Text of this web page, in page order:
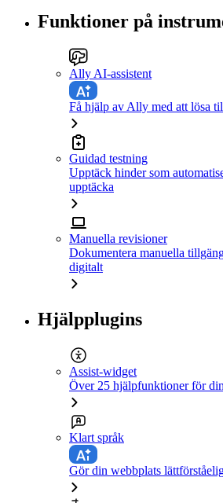
Funktioner på
Ally AI-assistent
Få hjälp av Ally med att lösa
Guidad testning
Upptäck hinder som
upptäcka
Manuella revisioner
Dokumentera manuella
digitalt
Hjälpplugins
Assist-widget
Över 25 hjälpfunktioner för
Klart språk
Gör din webbplats